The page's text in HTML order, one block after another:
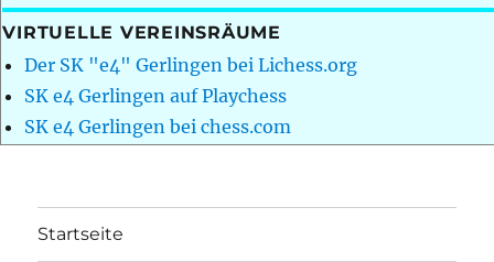
VIRTUELLE VEREINSRÄUME
Der SK "e4" Gerlingen bei Lichess.org
SK e4 Gerlingen auf Playchess
SK e4 Gerlingen bei chess.com
Startseite